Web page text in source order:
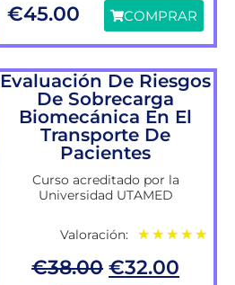
€45.00 COMPRAR
Evaluación De Riesgos
De Sobrecarga
Biomecánica En El
Transporte De
Pacientes
Curso acreditado por la
Universidad UTAMED
Valoración: ★ ★ ★ ★ ★
€38.00 €32.00